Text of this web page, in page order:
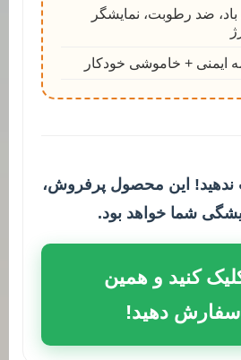
ضد رطوبت، نمایشگر
ایمنی + خاموشی خودکار
این محصول پرفروش،
شما خواهد بود.
کنید و همین
سفارش دهید!